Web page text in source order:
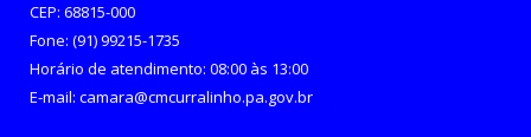
CEP: 68815-000
Fone: (91) 99215-1735
Horário de atendimento: 08:00 às 13:00
E-mail: camara@cmcurralinho.pa.gov.br